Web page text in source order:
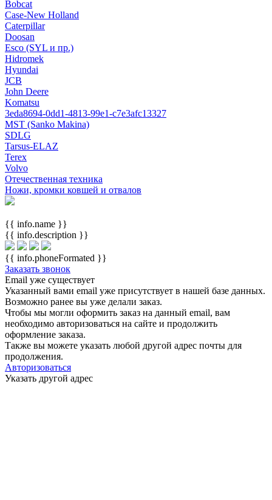
Bobcat
Case-New Holland
Caterpillar
Doosan
Esco (SYL и пр.)
Hidromek
Hyundai
JCB
John Deere
Komatsu
3eda8694-0dd1-4813-99e1-c7e3afc13327
MST (Sanko Makina)
SDLG
Tarsus-ELAZ
Terex
Volvo
Отечественная техника
Ножи, кромки ковшей и отвалов
{{ info.name }}
{{ info.description }}
{{ info.phoneFormated }}
Заказать звонок
Email уже существует
Указанный вами email уже присутствует в нашей базе данных.
Возможно ранее вы уже делали заказ.
Чтобы мы могли оформить заказ на данный email, вам
необходимо авторизоваться на сайте и продолжить
оформление заказа.
Также вы можете указать любой другой адрес почты для
продолжения.
Авторизоваться
Указать другой адрес